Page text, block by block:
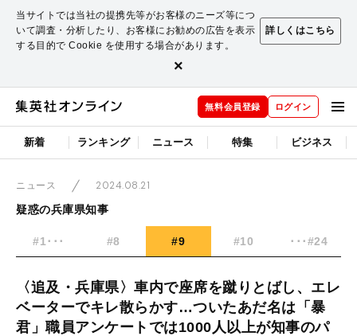
当サイトでは当社の提携先等がお客様のニーズ等につ
いて調査・分析したり、お客様にお勧めの広告を表示
する目的で Cookie を使用する場合があります。
詳しくはこちら
×
無料会員登録 ログイン
新着 ランキング ニュース 特集 ビジネス
ニュース
2024.08.21
疑惑の兵庫県知事
#1･･･ #8 #9 #10 ･･･#24
〈追及・兵庫県〉車内で座席を蹴りとばし、エレ
ベーターでキレ散らかす…ついたあだ名は「暴
君」職員アンケートでは1000人以上が知事のパ